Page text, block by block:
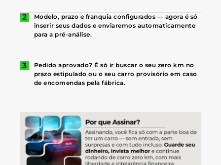
Modelo, prazo e franquia configurados — agora é só
inserir seus dados e enviaremos automaticamente
para a pré-análise.
Pedido aprovado? É só ir buscar o seu zero km no
prazo estipulado ou o seu carro provisório em caso
de encomendas pela fábrica.